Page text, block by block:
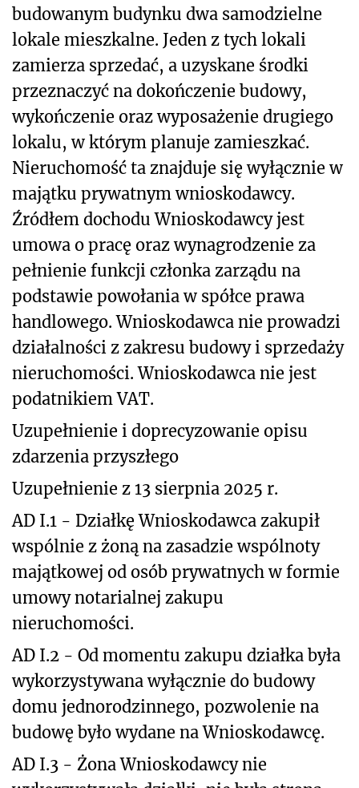
budowanym budynku dwa samodzielne
lokale mieszkalne. Jeden z tych lokali
zamierza sprzedać, a uzyskane środki
przeznaczyć na dokończenie budowy,
wykończenie oraz wyposażenie drugiego
lokalu, w którym planuje zamieszkać.
Nieruchomość ta znajduje się wyłącznie w
majątku prywatnym wnioskodawcy.
Źródłem dochodu Wnioskodawcy jest
umowa o pracę oraz wynagrodzenie za
pełnienie funkcji członka zarządu na
podstawie powołania w spółce prawa
handlowego. Wnioskodawca nie prowadzi
działalności z zakresu budowy i sprzedaży
nieruchomości. Wnioskodawca nie jest
podatnikiem VAT.
Uzupełnienie i doprecyzowanie opisu
zdarzenia przyszłego
Uzupełnienie z 13 sierpnia 2025 r.
AD I.1 - Działkę Wnioskodawca zakupił
wspólnie z żoną na zasadzie wspólnoty
majątkowej od osób prywatnych w formie
umowy notarialnej zakupu
nieruchomości.
AD I.2 - Od momentu zakupu działka była
wykorzystywana wyłącznie do budowy
domu jednorodzinnego, pozwolenie na
budowę było wydane na Wnioskodawcę.
AD I.3 - Żona Wnioskodawcy nie